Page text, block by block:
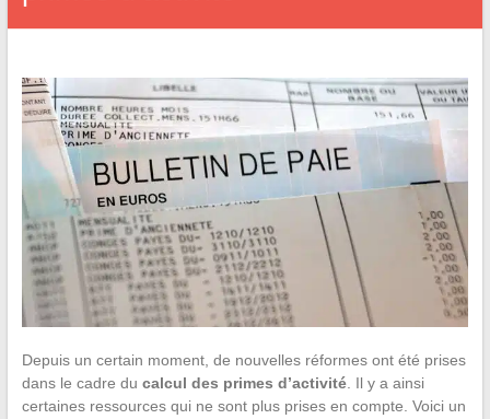
Depuis un certain moment, de nouvelles réformes ont été prises
dans le cadre du calcul des primes d’activité. Il y a ainsi
certaines ressources qui ne sont plus prises en compte. Voici un